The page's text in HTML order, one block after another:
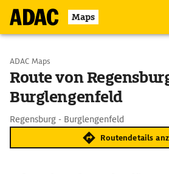
Maps
Start wählen
Ziel eingeben
ADAC Maps
Route von
Burglengenfeld
Regensburg - Burglengenfeld
Routendetails